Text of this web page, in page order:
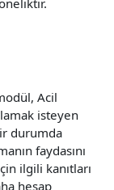
Acil
isteyen
durumda
faydasını
ilgili kanıtları
hesap